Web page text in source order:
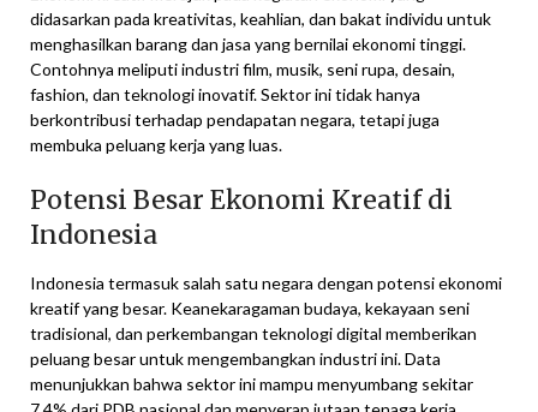
didasarkan pada kreativitas, keahlian, dan bakat individu untuk
menghasilkan barang dan jasa yang bernilai ekonomi tinggi.
Contohnya meliputi industri film, musik, seni rupa, desain,
fashion, dan teknologi inovatif. Sektor ini tidak hanya
berkontribusi terhadap pendapatan negara, tetapi juga
membuka peluang kerja yang luas.
Potensi Besar Ekonomi Kreatif di
Indonesia
Indonesia termasuk salah satu negara dengan potensi ekonomi
kreatif yang besar. Keanekaragaman budaya, kekayaan seni
tradisional, dan perkembangan teknologi digital memberikan
peluang besar untuk mengembangkan industri ini. Data
menunjukkan bahwa sektor ini mampu menyumbang sekitar